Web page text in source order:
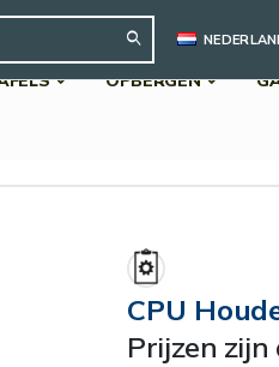
Search
TAAL
OPBERGEN
CPU
Prijzen